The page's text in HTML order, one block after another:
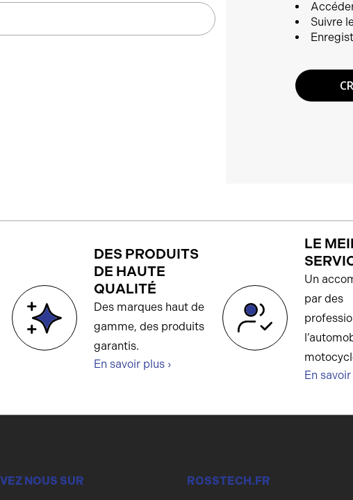
Suivre
DES PRODUITS
DE HAUTE
QUALITÉ
Des marques haut de
gamme, des produits
garantis.
En savoir plus ›
LE
Un
par des
En savoir
NOUS SUR
ROSSTECH.FR